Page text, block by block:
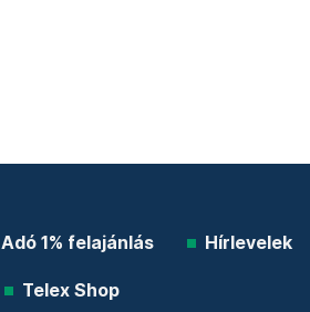
Adó 1% felajánlás Hírlevelek
Telex Shop